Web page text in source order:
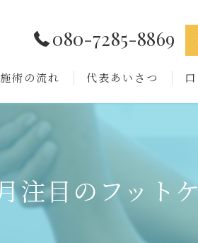
080-7285-8869
施術の流れ 代表あいさつ
注目のフット